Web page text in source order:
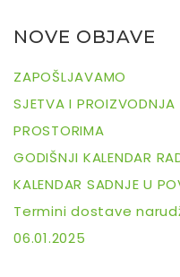
NOVE OBJAVE
ZAPOŠLJAVAMO
SJETVA I PROIZVODNJA
PROSTORIMA
GODIŠNJI KALENDAR
KALENDAR SADNJE U
Termini dostave
06.01.2025